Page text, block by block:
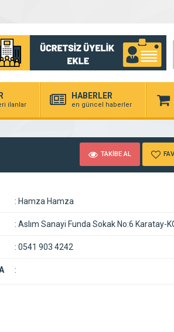
ilanlar
HABERLER
en güncel haberler
TAKİBE AL
: Hamza Hamza
: Aslım Sanayi Funda Sokak No:6 Karatay-
: 0541 903 4242
: